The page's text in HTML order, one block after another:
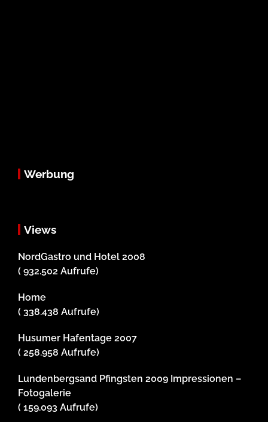
Werbung
Views
NordGastro und Hotel 2008
( 932.502 Aufrufe)
Home
( 338.438 Aufrufe)
Husumer Hafentage 2007
( 258.958 Aufrufe)
Lundenbergsand Pfingsten 2009 Impressionen –
Fotogalerie
( 159.093 Aufrufe)